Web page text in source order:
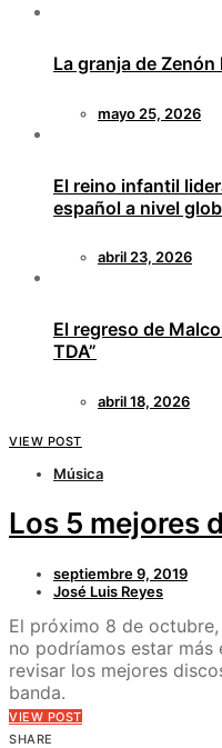
La granja de Zenón
mayo 25, 2026
El reino infantil
español a nivel
abril 23, 2026
El regreso de
TDA”
abril 18, 2026
VIEW POST
Música
Los 5 mejores
septiembre 9, 2019
José Luis Reyes
El próximo 8 de
no podríamos estar más
revisar los mejores
banda.
VIEW POST
SHARE